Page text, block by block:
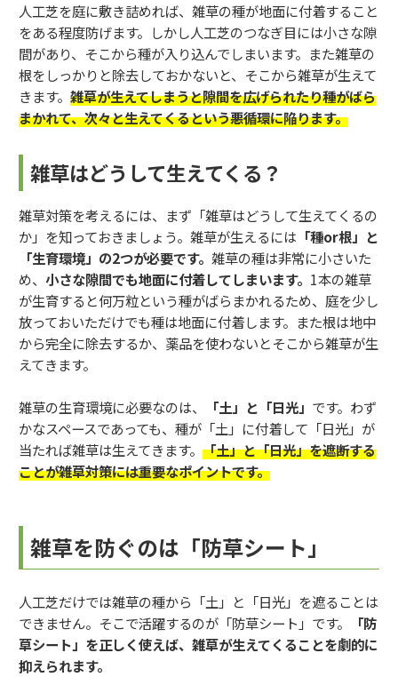
人工芝を庭に敷き詰めれば、雑草の種が地面に付着すること
をある程度防げます。しかし人工芝のつなぎ目には小さな隙
間があり、そこから種が入り込んでしまいます。また雑草の
根をしっかりと除去しておかないと、そこから雑草が生えて
きます。 雑草が生えてしまうと隙間を広げられたり種がばら
まかれて、次々と生えてくるという悪循環に陥ります。
雑草はどうして生えてくる？
雑草対策を考えるには、まず「雑草はどうして生えてくるの
か」を知っておきましょう。雑草が生えるには 「種or根」と
「生育環境」の2つが必要です。 雑草の種は非常に小さいた
め、 小さな隙間でも地面に付着してしまいます。 1本の雑草
が生育すると何万粒という種がばらまかれるため、庭を少し
放っておいただけでも種は地面に付着します。また根は地中
から完全に除去するか、薬品を使わないとそこから雑草が生
えてきます。
雑草の生育環境に必要なのは、 「土」と「日光」 です。わず
かなスペースであっても、種が「土」に付着して「日光」が
当たれば雑草は生えてきます。 「土」と「日光」を遮断する
ことが雑草対策には重要なポイントです。
雑草を防ぐのは「防草シート」
人工芝だけでは雑草の種から「土」と「日光」を遮ることは
できません。そこで活躍するのが「防草シート」です。
「防
草シート」を正しく使えば、雑草が生えてくることを劇的に
抑えられます。